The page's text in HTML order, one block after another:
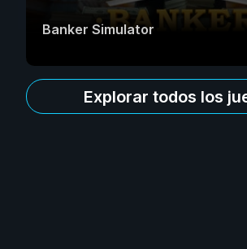
Banker Simulator
Explorar todos los